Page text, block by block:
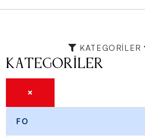
KATEGORILER
Kategoriler
FO